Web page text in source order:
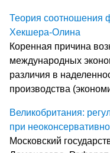
Теория соотношения
Хекшера-Олина
Коренная причина
международных
различия в
производства
Великобритания:
при
Московский